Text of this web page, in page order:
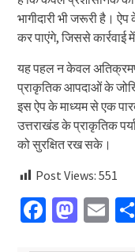
भागीदारी भी जरूरी है।
कर पाएंगे, जिससे कार्रवाई
यह पहल न केवल अतिक्रमण
प्राकृतिक आपदाओं के
इस ऐप के माध्यम से एक
उत्तराखंड के प्राकृतिक
को सुरक्षित रख सके।
Post Views: 551